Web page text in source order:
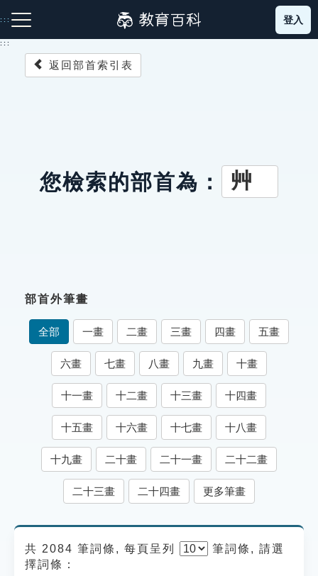
到
主
:::
成語故事
索引選單
知識索引
單字索引
生命大百科索引
遊戲專區
貓頭鷹博士
登入
:::
返回部首索引表
您檢索的部首為： 艸
部首外筆畫
全部 一畫 二畫 三畫 四畫 五畫
六畫 七畫 八畫 九畫 十畫
十一畫 十二畫 十三畫 十四畫
十五畫 十六畫 十七畫 十八畫
十九畫 二十畫 二十一畫 二十二畫
二十三畫 二十四畫 更多筆畫
共 2084 筆詞條, 每頁呈列 筆詞條, 請選
擇詞條：